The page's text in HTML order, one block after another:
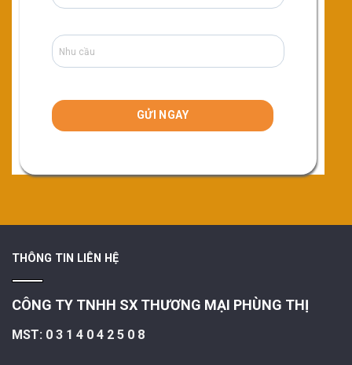
THÔNG TIN LIÊN HỆ
CÔNG TY TNHH SX THƯƠNG MẠI PHÙNG THỊ
MST: 0 3 1 4 0 4 2 5 0 8